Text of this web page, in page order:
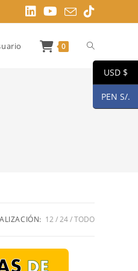
0 Alternar
web
12 24 TODO
USD $
PEN S/.